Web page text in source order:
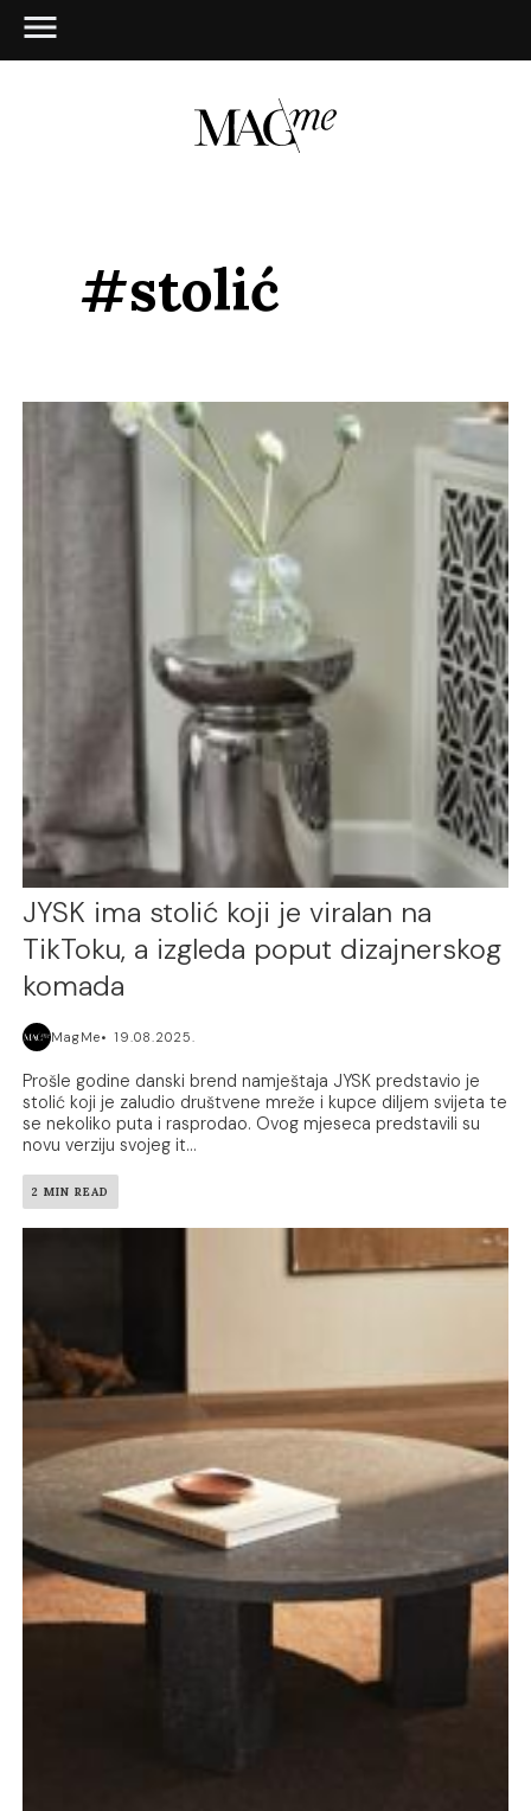
#stolić
JYSK ima stolić koji je viralan na
TikToku, a izgleda poput dizajnerskog
komada
MagMe 19.08.2025.
Prošle godine danski brend namještaja JYSK predstavio je
stolić koji je zaludio društvene mreže i kupce diljem svijeta te
se nekoliko puta i rasprodao. Ovog mjeseca predstavili su
novu verziju svojeg it...
2 MIN READ